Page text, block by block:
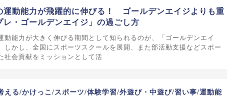
運動能力が飛躍的に伸びる！ ゴールデンエイジよりも重
レ・ゴールデンエイジ」の過ごし方
動能力が大きく伸びる期間として知られるのが、「ゴールデンエイ
しかし、全国にスポーツスクールを展開、また部活動支援などスポー
社会貢献をミッションとして活
える/かけっこ/スポーツ/体験学習/外遊び・中遊び/習い事/運動能